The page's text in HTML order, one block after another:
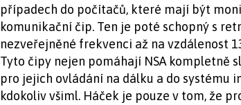
případech do počítačů, které mají být
komunikační čip. Ten je poté schopný s
nezveřejněné frekvenci až na vzdálenost
Tyto čipy nejen pomáhají NSA kompletně
pro jejich ovládání na dálku a do systému
kdokoliv všiml. Háček je pouze v tom, že